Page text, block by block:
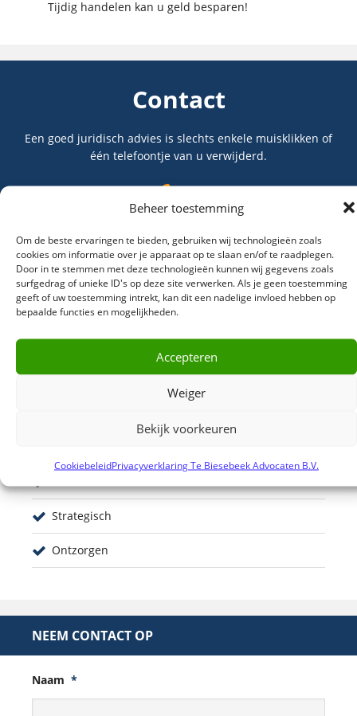
Beheer toestemming
Om de beste ervaringen te bieden, gebruiken wij technologieën zoals
cookies om informatie over je apparaat op te slaan en/of te raadplegen.
Door in te stemmen met deze technologieën kunnen wij gegevens zoals
surfgedrag of unieke ID's op deze site verwerken. Als je geen toestemming
geeft of uw toestemming intrekt, kan dit een nadelige invloed hebben op
bepaalde functies en mogelijkheden.
Accepteren
Weiger
Bekijk voorkeuren
CookiebeleidPrivacyverklaring Te Biesebeek Advocaten B.V.
Tijdig handelen kan u geld besparen!
Contact
Een goed juridisch advies is slechts enkele muisklikken of
één telefoontje van u verwijderd.
038-422 30 20
Strategisch
Ontzorgen
NEEM CONTACT OP
Naam *